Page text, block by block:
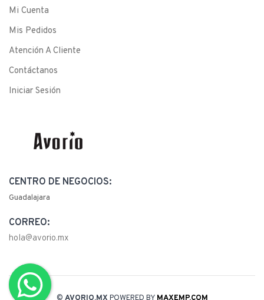
Mi Cuenta
Mis Pedidos
Atención A Cliente
Contáctanos
Iniciar Sesión
CENTRO DE NEGOCIOS:
Guadalajara
CORREO:
hola@avorio.mx